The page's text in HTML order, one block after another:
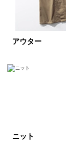
在庫あり
カラー
アウター
ニット